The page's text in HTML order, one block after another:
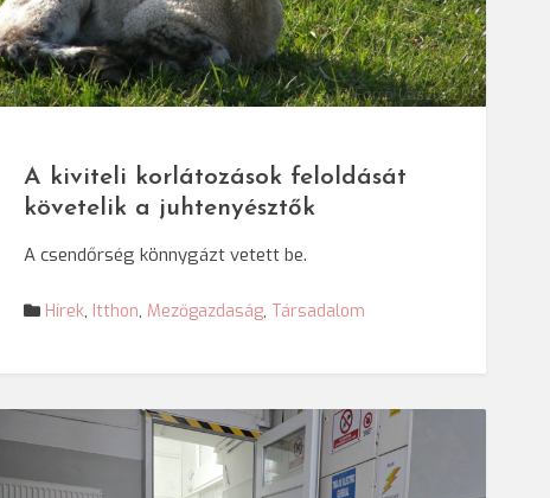
© Forró László/SRR
A kiviteli korlátozások feloldását
követelik a juhtenyésztők
A csendőrség könnygázt vetett be.
Hírek, Itthon, Mezőgazdaság, Társadalom